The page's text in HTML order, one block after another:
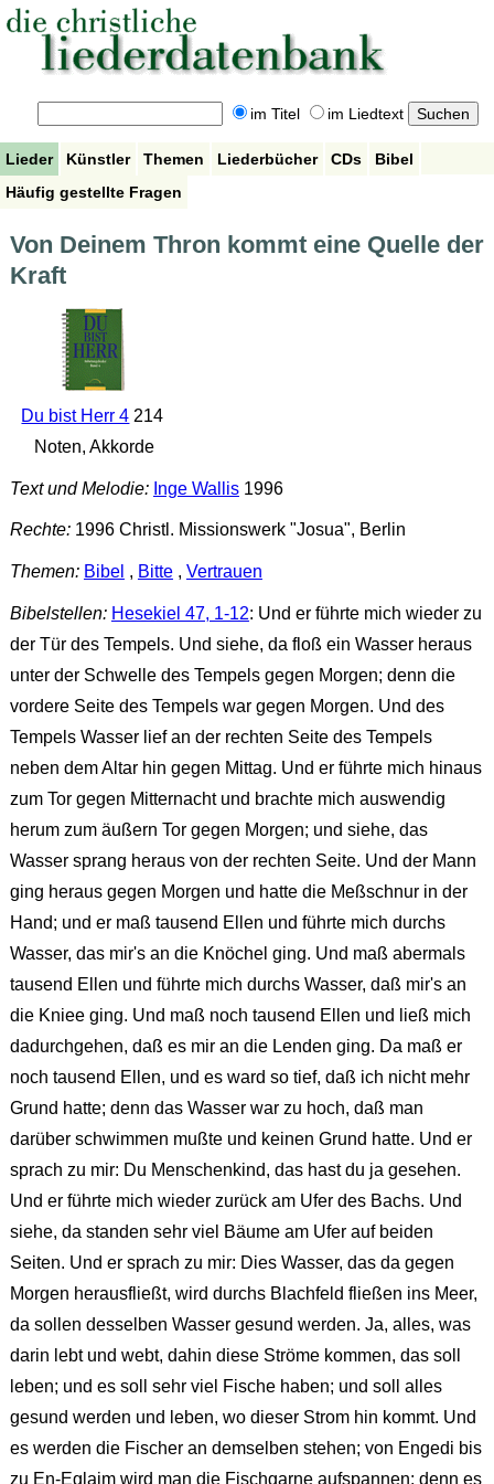
im Titel im Liedtext
Lieder Künstler Themen Liederbücher CDs
Bibel
Häufig gestellte Fragen
Von Deinem Thron kommt eine Quelle der
Kraft
Du bist Herr 4 214
Noten, Akkorde
Text und Melodie: Inge Wallis1996
Rechte:1996 Christl. Missionswerk "Josua", Berlin
Themen: Bibel , Bitte, Vertrauen
Bibelstellen: Hesekiel 47, 1-12: Und er führte mich wieder zu
der Tür des Tempels. Und siehe, da floß ein Wasser heraus
unter der Schwelle des Tempels gegen Morgen; denn die
vordere Seite des Tempels war gegen Morgen. Und des
Tempels Wasser lief an der rechten Seite des Tempels
neben dem Altar hin gegen Mittag. Und er führte mich hinaus
zum Tor gegen Mitternacht und brachte mich auswendig
herum zum äußern Tor gegen Morgen; und siehe, das
Wasser sprang heraus von der rechten Seite. Und der Mann
ging heraus gegen Morgen und hatte die Meßschnur in der
Hand; und er maß tausend Ellen und führte mich durchs
Wasser, das mir's an die Knöchel ging. Und maß abermals
tausend Ellen und führte mich durchs Wasser, daß mir's an
die Kniee ging. Und maß noch tausend Ellen und ließ mich
dadurchgehen, daß es mir an die Lenden ging. Da maß er
noch tausend Ellen, und es ward so tief, daß ich nicht mehr
Grund hatte; denn das Wasser war zu hoch, daß man
darüber schwimmen mußte und keinen Grund hatte. Und er
sprach zu mir: Du Menschenkind, das hast du ja gesehen.
Und er führte mich wieder zurück am Ufer des Bachs. Und
siehe, da standen sehr viel Bäume am Ufer auf beiden
Seiten. Und er sprach zu mir: Dies Wasser, das da gegen
Morgen herausfließt, wird durchs Blachfeld fließen ins Meer,
da sollen desselben Wasser gesund werden. Ja, alles, was
darin lebt und webt, dahin diese Ströme kommen, das soll
leben; und es soll sehr viel Fische haben; und soll alles
gesund werden und leben, wo dieser Strom hin kommt. Und
es werden die Fischer an demselben stehen; von Engedi bis
zu En-Eglaim wird man die Fischgarne aufspannen; denn es